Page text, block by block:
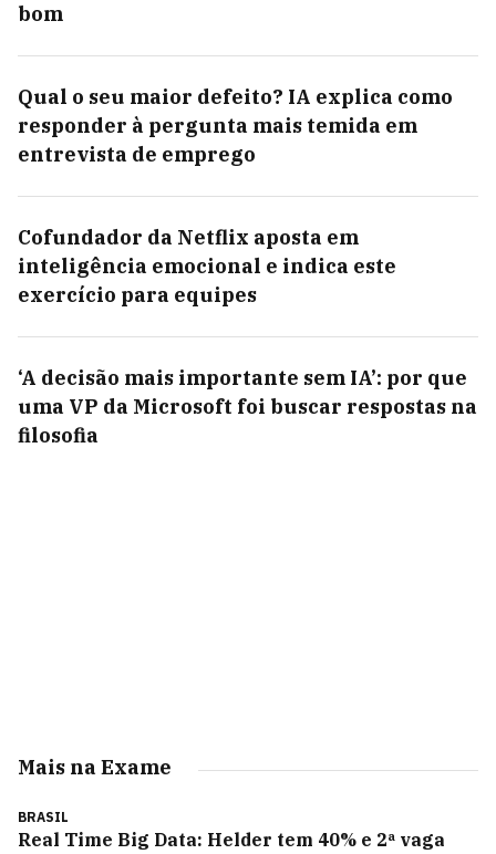
bom
Qual o seu maior defeito? IA explica como
responder à pergunta mais temida em
entrevista de emprego
Cofundador da Netflix aposta em
inteligência emocional e indica este
exercício para equipes
‘A decisão mais importante sem IA’: por que
uma VP da Microsoft foi buscar respostas na
filosofia
Mais na Exame
BRASIL
Real Time Big Data: Helder tem 40% e 2ª vaga